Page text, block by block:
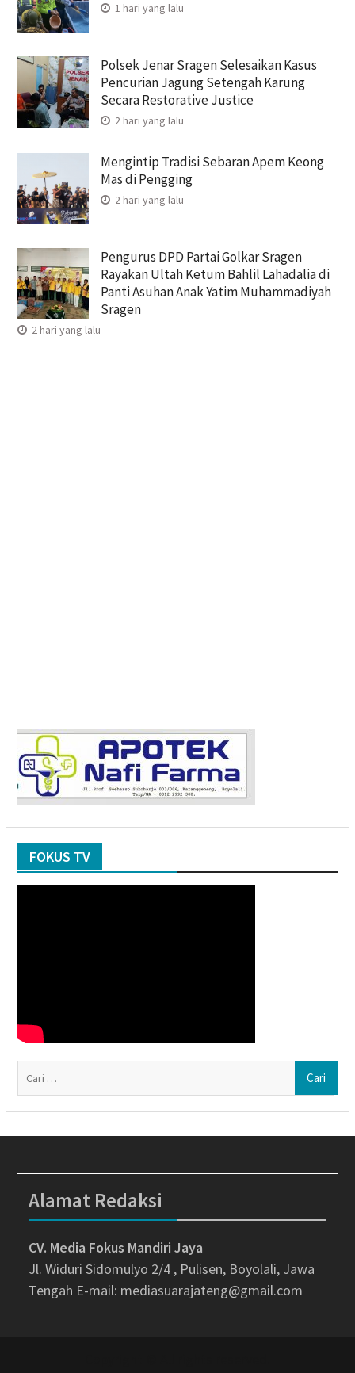
1 hari yang lalu
Polsek Jenar Sragen Selesaikan Kasus
Pencurian Jagung Setengah Karung
Secara Restorative Justice
2 hari yang lalu
Mengintip Tradisi Sebaran Apem Keong
Mas di Pengging
2 hari yang lalu
Pengurus DPD Partai Golkar Sragen
Rayakan Ultah Ketum Bahlil Lahadalia di
Panti Asuhan Anak Yatim Muhammadiyah
Sragen
2 hari yang lalu
FOKUS TV
Alamat Redaksi
CV. Media Fokus Mandiri Jaya
Jl. Widuri Sidomulyo 2/4 , Pulisen, Boyolali, Jawa
Tengah E-mail: mediasuarajateng@gmail.com